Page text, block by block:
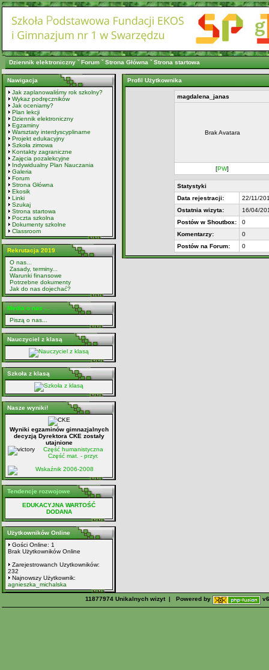
Dziennik elektroniczny ˇForum ˇStrona Główna ˇStrona startowa
Nawigacja
Jak zaplanowaliśmy rok szkolny?
Wykaz podręczników
Jak oceniamy?
Plan lekcji
Dziennik elektroniczny
Egzaminy
Warsztaty interdyscyplinarne
Projekt edukacyjny
Szkoła zimowa
Kontakty zagraniczne
Zajęcia pozalekcyjne
Indywidualny Plan Nauczania
Galeria
Forum
Strona Główna
Ekosik
Linki
Szukaj
Strona startowa
Poczta szkolna
Dokumenty szkolne
Classroom
Rekrutacja 2019
O nas...
Zasady, terminy...
Warunki finansowe
Potrzebne dokumenty
Jak do nas dojechać?
Media o nas ...
Piszą o nas...
Nauczyciel z klasą
Szkoła z klasą
Nasze wyniki!
Wyniki egzaminów gimnazjalnych
decyzją Dyrektora CKE zostały
utajnione
Część humanistyczna
Część mat. - przyr.
Wskaźnik 2006-2008
Tendencje rozwojowe
EDUKACYJNA WARTOŚĆ
DODANA
Użytkowników Online
Gości Online: 1
Brak Użytkowników Online
Zarejestrowanch Uzytkowników:
232
Najnowszy Użytkownik:
agnieszka_michalska
Profil Użytkownika
magdalena_janas
Brak Avatara
[PW]
Statystyki
Data rejestracji:
22/11/
Ostatnia wizyta:
16/04/
Postów w Shoutbox:
0
Komentarzy:
0
Postów na Forum:
0
11877974 Unikalnych wizyt | Powered by